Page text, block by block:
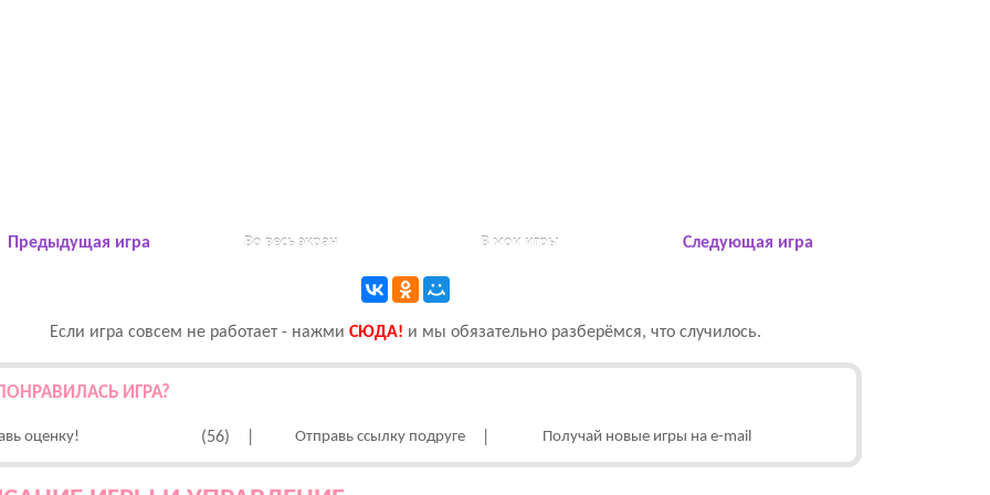
Предыдущая игра Во весь экран В мои игры Следующая игра
Если игра совсем не работает - нажми CЮДА! и мы обязательно разберёмся, что случилось.
ИГРА?
оценку! (56) Отправь ссылку подруге Получай новые игры на e-mail